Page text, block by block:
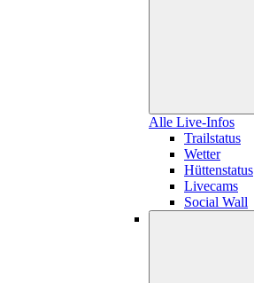
Alle Live-Infos
Trailstatus
Wetter
Hüttenstatus
Livecams
Social Wall